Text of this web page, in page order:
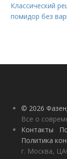
Классический
помидор без
© 2026
Все о
Контакты
Политика
г. Москва,